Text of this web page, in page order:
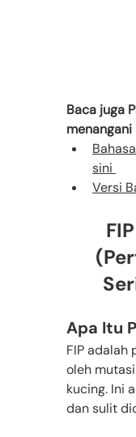
Baca juga
menangani
sini
Versi
Apa Itu
FIP adalah
oleh
kucing. Ini
dan sulit